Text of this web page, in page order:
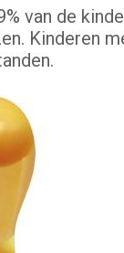
van de
Kinderen